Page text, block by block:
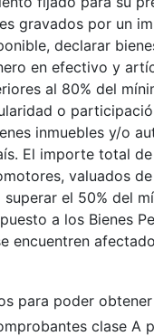
gravados por un
declarar
en efectivo y
al 80% del
o
inmuebles y/o
El importe total
valuados
el 50% del
a los Bienes
encuentren
para poder
clase A